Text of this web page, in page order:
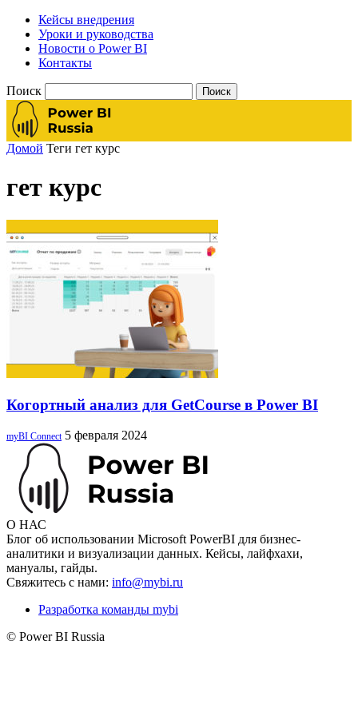
Кейсы внедрения
Уроки и руководства
Новости о Power BI
Контакты
Поиск
Домой Теги гет курс
гет курс
Когортный анализ для GetCourse в Power BI
myBI Connect 5 февраля 2024
О НАС
Блог об использовании Microsoft PowerBI для бизнес-
аналитики и визуализации данных. Кейсы, лайфхахи,
мануалы, гайды.
Свяжитесь с нами: info@mybi.ru
Разработка команды mybi
© Power BI Russia